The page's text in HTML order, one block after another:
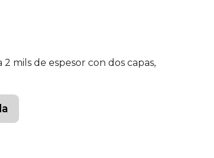
mils de espesor con dos capas,